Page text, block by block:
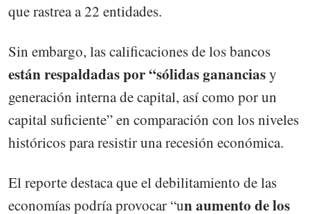
que rastrea a 22 entidades.
Sin embargo, las calificaciones de los bancos
están respaldadas por “sólidas gananciasy
generación interna de capital, así como por un
capital suficiente” en comparación con los niveles
históricos para resistir una recesión económica.
El reporte destaca que el debilitamiento de las
economías podría provocar “un aumento de los